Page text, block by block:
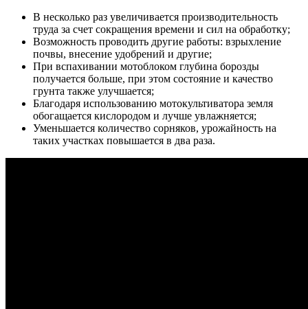
В несколько раз увеличивается производительность
труда за счет сокращения времени и сил на обработку;
Возможность проводить другие работы: взрыхление
почвы, внесение удобрений и другие;
При вспахивании мотоблоком глубина борозды
получается больше, при этом состояние и качество
грунта также улучшается;
Благодаря использованию мотокультиватора земля
обогащается кислородом и лучше увлажняется;
Уменьшается количество сорняков, урожайность на
таких участках повышается в два раза.